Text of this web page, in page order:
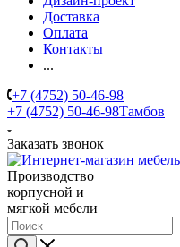
Доставка
Оплата
Контакты
...
+7 (4752) 50-46-98
+7 (4752) 50-46-98Тамбов
Заказать звонок
Производство
корпусной и
мягкой мебели